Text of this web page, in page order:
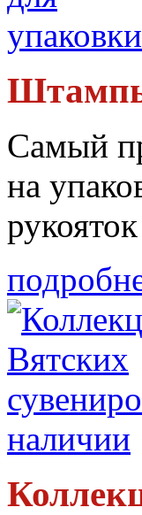
Самый
на